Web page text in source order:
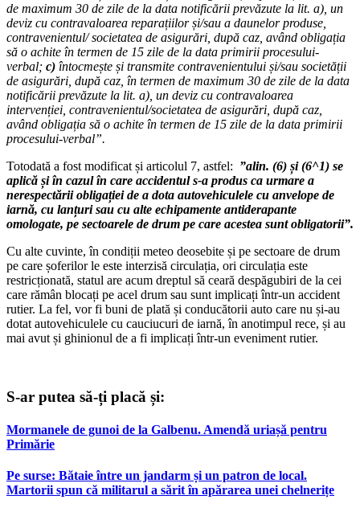
de maximum 30 de zile de la data notificării prevăzute la lit. a), un
deviz cu contravaloarea reparațiilor și/sau a daunelor produse,
contravenientul/ societatea de asigurări, după caz, având obligația
să o achite în termen de 15 zile de la data primirii procesului-
verbal; c) întocmește și transmite contravenientului și/sau societății
de asigurări, după caz, în termen de maximum 30 de zile de la data
notificării prevăzute la lit. a), un deviz cu contravaloarea
intervenției, contravenientul/societatea de asigurări, după caz,
având obligația să o achite în termen de 15 zile de la data primirii
procesului-verbal”.
Totodată a fost modificat și articolul 7, astfel: ”alin. (6) și (6^1) se
aplică și în cazul în care accidentul s-a produs ca urmare a
nerespectării obligației de a dota autovehiculele cu anvelope de
iarnă, cu lanțuri sau cu alte echipamente antiderapante
omologate, pe sectoarele de drum pe care acestea sunt obligatorii”.
Cu alte cuvinte, în condiții meteo deosebite și pe sectoare de drum
pe care șoferilor le este interzisă circulația, ori circulația este
restricționată, statul are acum dreptul să ceară despăgubiri de la cei
care rămân blocați pe acel drum sau sunt implicați într-un accident
rutier. La fel, vor fi buni de plată și conducătorii auto care nu și-au
dotat autovehiculele cu cauciucuri de iarnă, în anotimpul rece, și au
mai avut și ghinionul de a fi implicați într-un eveniment rutier.
S-ar putea să-ți placă și:
Mormanele de gunoi de la Galbenu. Amendă uriașă pentru
Primărie
Pe surse: Bătaie între un jandarm și un patron de local.
Martorii spun că militarul a sărit în apărarea unei chelnerițe